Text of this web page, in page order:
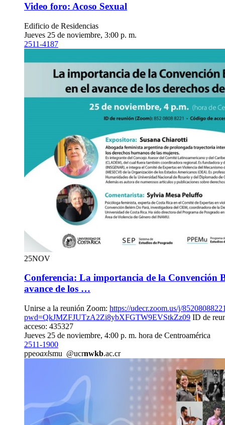
Video foro: Acoso Sexual
Edificio de Residencias
Jueves 25 de noviembre, 3:00 p. m.
2511-4187
25NOV
Conferencia: La importancia de la Convención
avance de los …
Unirse a la reunión Zoom: https://udecr.zoom.us/j/
pwd=QkJMZFJUTzA2Zi8ybXFGTW9EVStkZz09 ID de
acceso: 435327
Jueves 25 de noviembre, 4:00 p. m. hora de Centroamérica
2511-1900
ppeoaxlsmu @ucrnwkb.ac.cr